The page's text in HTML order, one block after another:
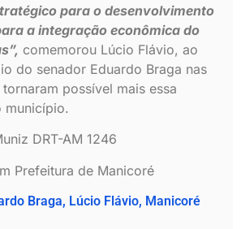
para o desenvolvimento
a integração econômica do
comemorou Lúcio Flávio, ao
do senador Eduardo Braga nas
possível mais essa
município.
DRT-AM 1246
Prefeitura de Manicoré
Braga, Lúcio Flávio, Manicoré